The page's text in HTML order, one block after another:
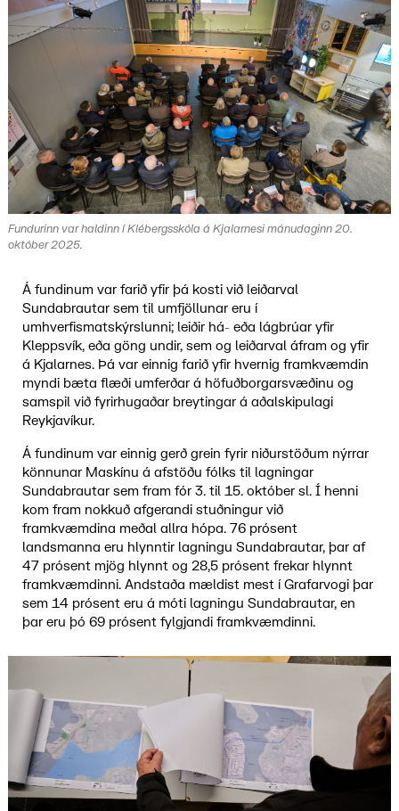
Fundurinn var haldinn í Klébergsskóla á Kjalarnesi mánudaginn 20.
október 2025.
Á fundinum var farið yfir þá kosti við leiðarval
Sundabrautar sem til umfjöllunar eru í
umhverfismatskýrslunni; leiðir há- eða lágbrúar yfir
Kleppsvík, eða göng undir, sem og leiðarval áfram og yfir
á Kjalarnes. Þá var einnig farið yfir hvernig framkvæmdin
myndi bæta flæði umferðar á höfuðborgarsvæðinu og
samspil við fyrirhugaðar breytingar á aðalskipulagi
Reykjavíkur.
Á fundinum var einnig gerð grein fyrir niðurstöðum nýrrar
könnunar Maskínu á afstöðu fólks til lagningar
Sundabrautar sem fram fór 3. til 15. október sl. Í henni
kom fram nokkuð afgerandi stuðningur við
framkvæmdina meðal allra hópa. 76 prósent
landsmanna eru hlynntir lagningu Sundabrautar, þar af
47 prósent mjög hlynnt og 28,5 prósent frekar hlynnt
framkvæmdinni. Andstaða mældist mest í Grafarvogi þar
sem 14 prósent eru á móti lagningu Sundabrautar, en
þar eru þó 69 prósent fylgjandi framkvæmdinni.